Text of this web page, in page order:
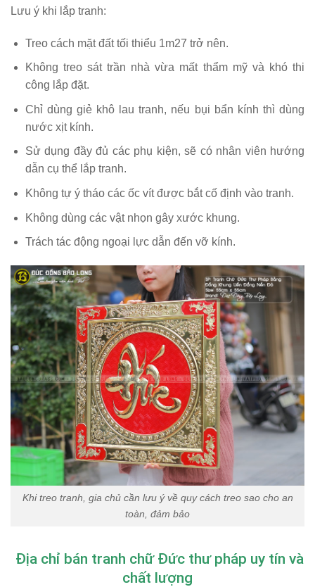
Lưu ý khi lắp tranh:
Treo cách mặt đất tối thiểu 1m27 trở nên.
Không treo sát trần nhà vừa mất thẩm mỹ và khó thi
công lắp đặt.
Chỉ dùng giẻ khô lau tranh, nếu bụi bẩn kính thì dùng
nước xịt kính.
Sử dụng đầy đủ các phụ kiện, sẽ có nhân viên hướng
dẫn cụ thể lắp tranh.
Không tự ý tháo các ốc vít được bắt cố định vào tranh.
Không dùng các vật nhọn gây xước khung.
Trách tác động ngoại lực dẫn đến vỡ kính.
Khi treo tranh, gia chủ cần lưu ý về quy cách treo sao cho an
toàn, đảm bảo
Địa chỉ bán tranh chữ Đức thư pháp uy tín và
chất lượng